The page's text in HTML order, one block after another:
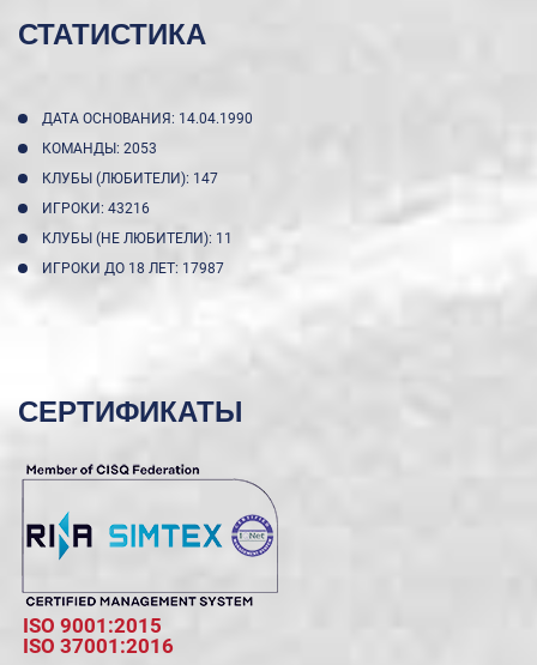
СТАТИСТИКА
ДАТА ОСНОВАНИЯ: 14.04.1990
КОМАНДЫ: 2053
КЛУБЫ (ЛЮБИТЕЛИ): 147
ИГРОКИ: 43216
КЛУБЫ (НЕ ЛЮБИТЕЛИ): 11
ИГРОКИ ДО 18 ЛЕТ: 17987
СЕРТИФИКАТЫ
ISO 9001:2015
ISO 37001:2016